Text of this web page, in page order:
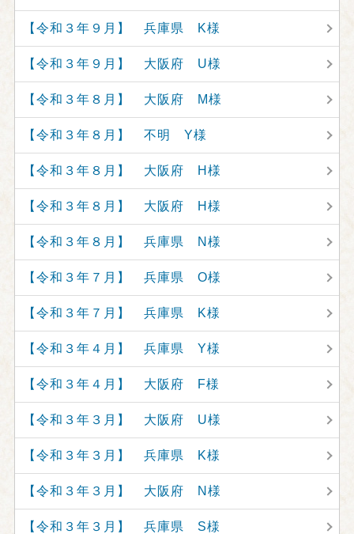
【令和３年９月】 兵庫県 K様
【令和３年９月】 大阪府 U様
【令和３年８月】 大阪府 M様
【令和３年８月】 不明 Y様
【令和３年８月】 大阪府 H様
【令和３年８月】 大阪府 H様
【令和３年８月】 兵庫県 N様
【令和３年７月】 兵庫県 O様
【令和３年７月】 兵庫県 K様
【令和３年４月】 兵庫県 Y様
【令和３年４月】 大阪府 F様
【令和３年３月】 大阪府 U様
【令和３年３月】 兵庫県 K様
【令和３年３月】 大阪府 N様
【令和３年３月】 兵庫県 S様